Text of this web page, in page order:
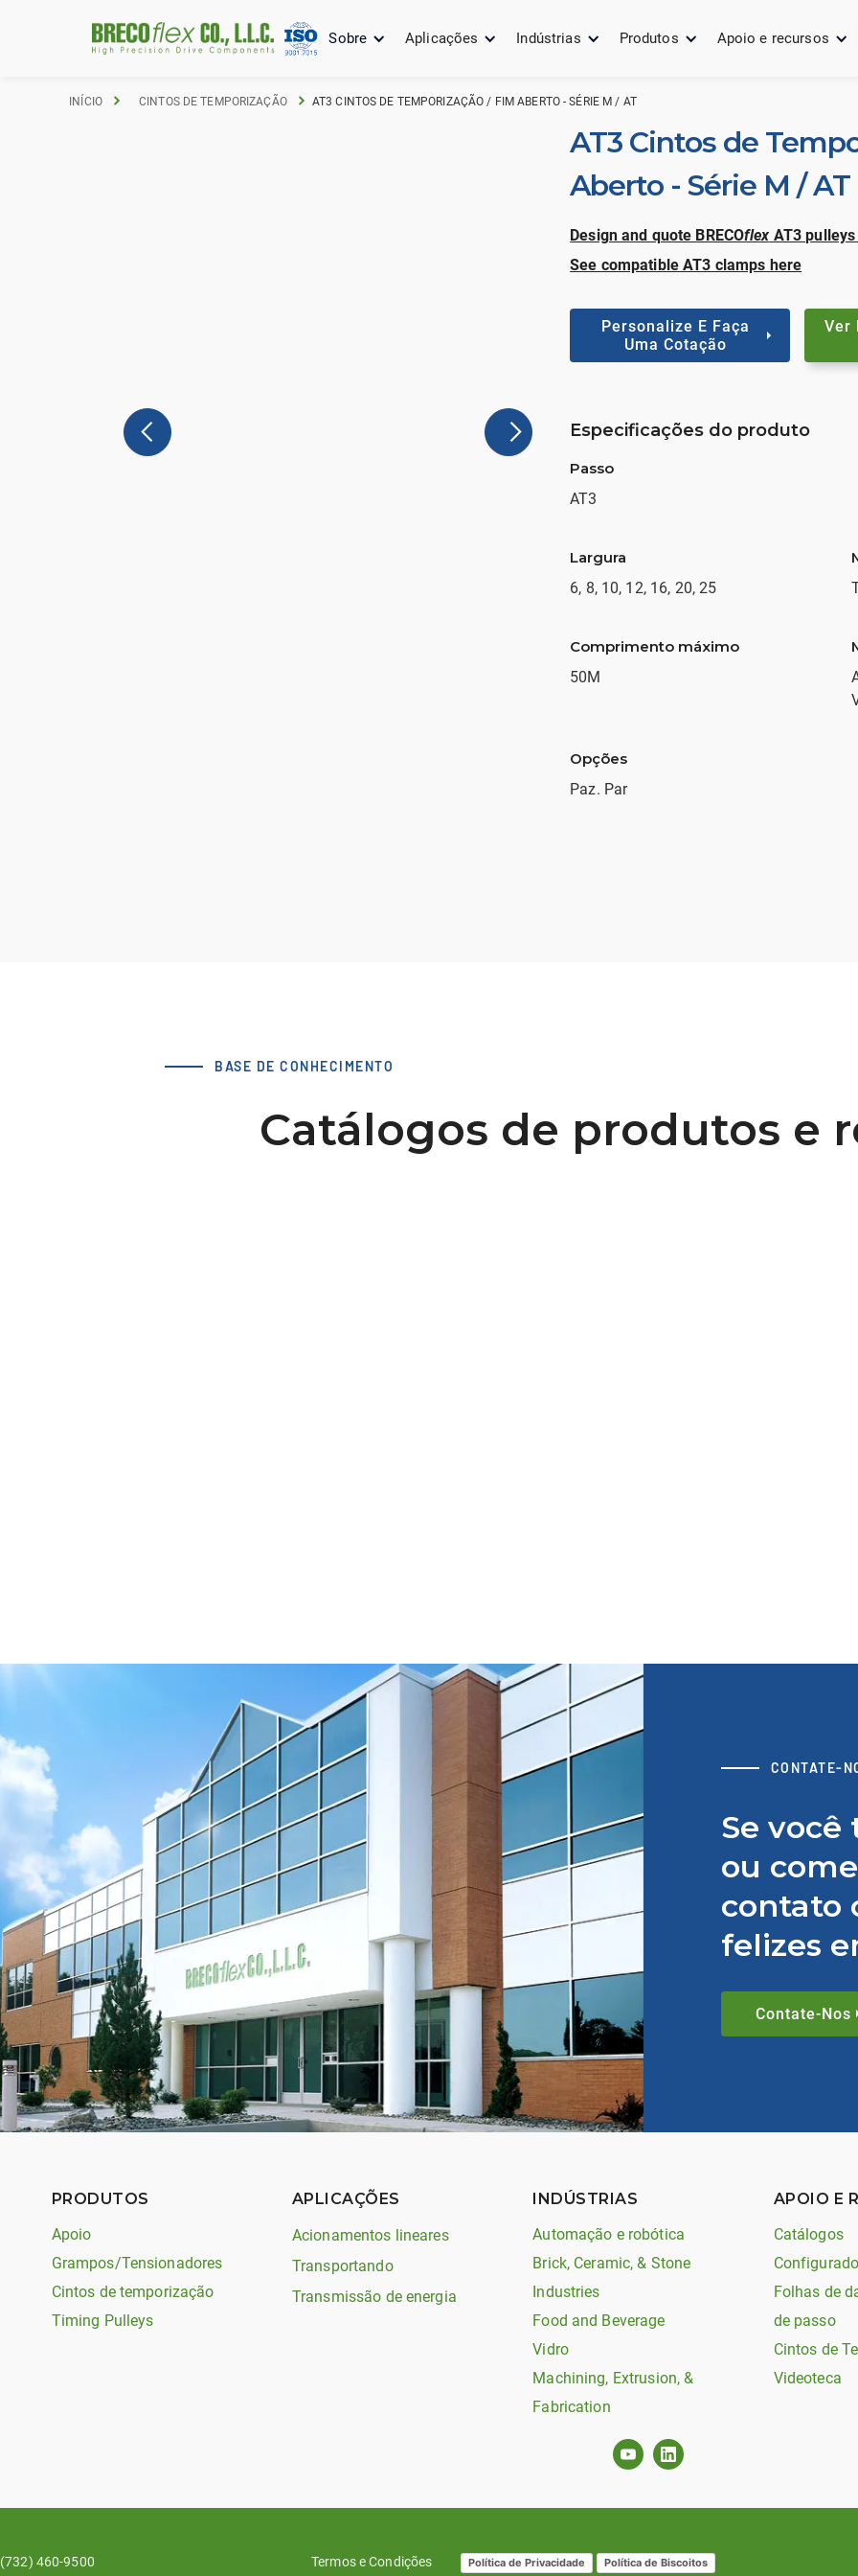
Sobre Aplicações Indústrias Produtos Apoio e recursos
INÍCIO CINTOS DE TEMPORIZAÇÃO AT3 CINTOS DE TEMPORIZAÇÃO / FIM ABERTO - SÉRIE M / AT
AT3 Cintos de
Aberto - Série M / AT
Design and quote BRECOflex AT3
See compatible AT3 clamps here
Personalize E Faça
Uma Cotação
Ver
Especificações do produto
Passo
AT3
Largura
6, 8, 10, 12, 16, 20, 25
Comprimento máximo
50M
Opções
Paz. Par
BASE DE CONHECIMENTO
Catálogos de produtos e
CONTATE-
Se
ou
contato
felizes
Contate-Nos
PRODUTOS
Apoio
Grampos/Tensionadores
Cintos de temporização
Timing Pulleys
APLICAÇÕES
Acionamentos lineares
Transportando
Transmissão de energia
INDÚSTRIAS
Automação e robótica
Brick, Ceramic, & Stone
Industries
Food and Beverage
Vidro
Machining, Extrusion, &
Fabrication
APOIO E
Catálogos
Folhas de
de passo
Cintos de
Videoteca
(732) 460-9500 Termos e Condições Política de Privacidade Política de Biscoitos